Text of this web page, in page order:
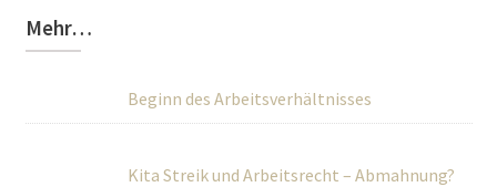
Mehr…
Beginn des Arbeitsverhältnisses
Kita Streik und Arbeitsrecht – Abmahnung?